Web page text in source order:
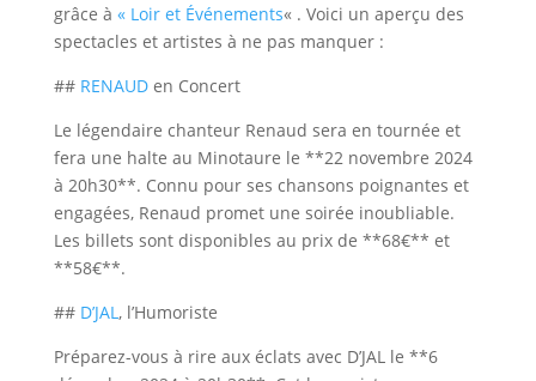
grâce à « Loir et Événements« . Voici un aperçu des
spectacles et artistes à ne pas manquer :
## RENAUDen Concert
Le légendaire chanteur Renaud sera en tournée et
fera une halte au Minotaure le **22 novembre 2024
à 20h30**. Connu pour ses chansons poignantes et
engagées, Renaud promet une soirée inoubliable.
Les billets sont disponibles au prix de **68€** et
**58€**.
##D’JAL , l’Humoriste
Préparez-vous à rire aux éclats avec D’JAL le **6